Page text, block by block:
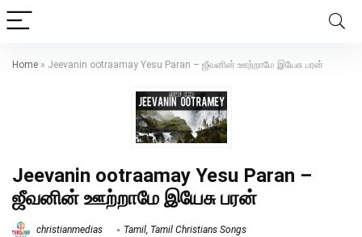
Home » Jeevanin ootraamay Yesu Paran – ஜீவனின்‌ ஊற்றாமே இயேசு பரன்‌
Jeevanin ootraamay Yesu Paran –
ஜீவனின்‌ ஊற்றாமே இயேசு பரன்‌
christianmedias Tamil Tamil Christians Songs